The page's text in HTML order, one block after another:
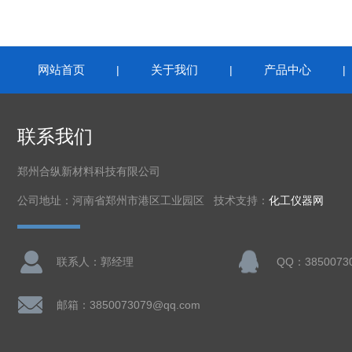
网站首页 | 关于我们 | 产品中心 |
联系我们
郑州合纵新材料科技有限公司
公司地址：河南省郑州市港区工业园区 技术支持： 化工仪器网
联系人：郭经理 QQ：
邮箱：3850073079@qq.com